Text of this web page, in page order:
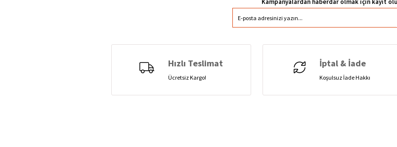
Hızlı Teslimat
Ücretsiz Kargo!
İptal & İade
Koşulsuz İade Hakkı